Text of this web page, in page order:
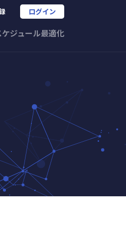
ログイン
ケジュール最適化